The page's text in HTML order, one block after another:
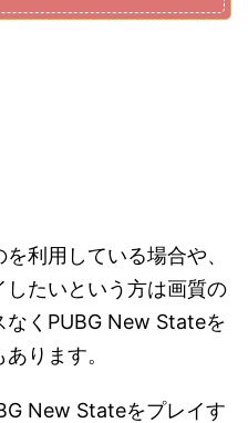
利用している場合や、
たいという方は画質の
くPUBG New Stateを
ります。
New Stateをプレイす